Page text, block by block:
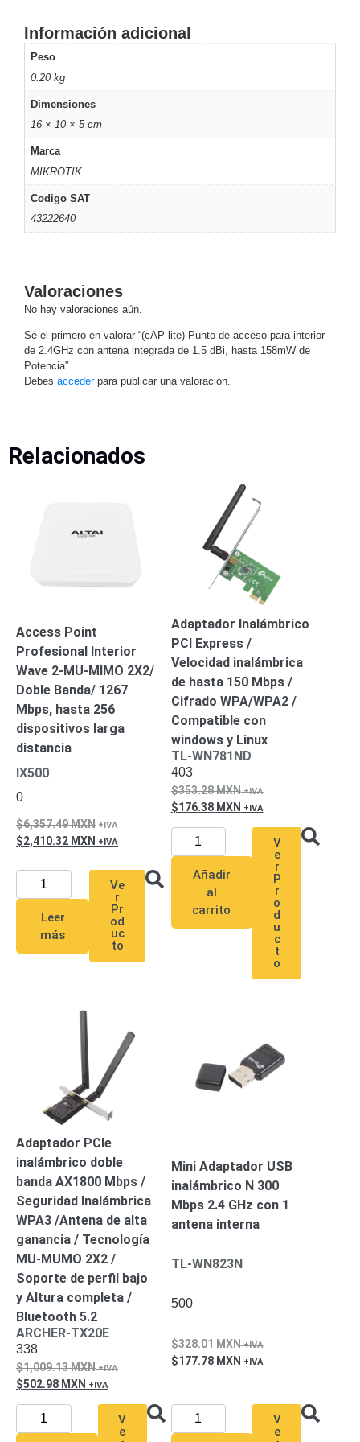
CEIBAII /
KAPOK
Videograbadoras
Móviles,
Dash
Cams y
Body
Cams
Cams
(Portátiles)
Móviles
Interfonos
AccesoriosIntercomunicadores
IP
Información adicional
Peso
0.20 kg
Dimensiones
16 × 10 × 5 cm
Marca
MIKROTIK
Codigo SAT
43222640
Valoraciones
No hay valoraciones aún.
Sé el primero en valorar “(cAP lite) Punto de acceso para interior
de 2.4GHz con antena integrada de 1.5 dBi, hasta 158mW de
Potencia”
Debes accederpara publicar una valoración.
Relacionados
Access Point
Profesional Interior
Wave 2-MU-MIMO 2X2/
Doble Banda/ 1267
Mbps, hasta 256
dispositivos larga
distancia
IX500
0
6,357.49MXN
2,410.32 MXN
Leer
más
Ve
r
Pr
od
uc
to
Adaptador Inalámbrico
PCI Express /
Velocidad inalámbrica
de hasta 150 Mbps /
Cifrado WPA/WPA2 /
Compatible con
windows y Linux
TL-WN781ND
403
353.28MXN
176.38 MXN
Añadir
al
carrito
V
e
r
P
r
o
d
u
c
t
o
Adaptador PCIe
inalámbrico doble
banda AX1800 Mbps /
Seguridad Inalámbrica
WPA3 /Antena de alta
ganancia / Tecnología
MU-MUMO 2X2 /
Soporte de perfil bajo
y Altura completa /
Bluetooth 5.2
ARCHER-TX20E
338
1,009.13MXN
502.98 MXN
V
e
Mini Adaptador USB
inalámbrico N 300
Mbps 2.4 GHz con 1
antena interna
TL-WN823N
500
328.01MXN
177.78 MXN
V
e